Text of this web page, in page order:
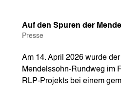
Auf den Spuren der
Presse
Am 14. April 2026 wurde
Mendelssohn-Rundweg im
RLP-Projekts bei einem